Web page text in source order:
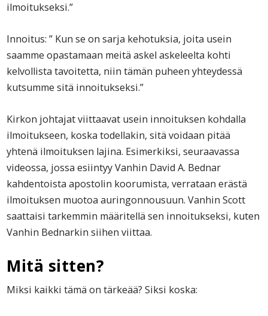
ilmoitukseksi.”
Innoitus: ” Kun se on sarja kehotuksia, joita usein
saamme opastamaan meitä askel askeleelta kohti
kelvollista tavoitetta, niin tämän puheen yhteydessä
kutsumme sitä innoitukseksi.”
Kirkon johtajat viittaavat usein innoituksen kohdalla
ilmoitukseen, koska todellakin, sitä voidaan pitää
yhtenä ilmoituksen lajina. Esimerkiksi, seuraavassa
videossa, jossa esiintyy Vanhin David A. Bednar
kahdentoista apostolin koorumista, verrataan erästä
ilmoituksen muotoa auringonnousuun. Vanhin Scott
saattaisi tarkemmin määritellä sen innoitukseksi, kuten
Vanhin Bednarkin siihen viittaa.
Mitä sitten?
Miksi kaikki tämä on tärkeää? Siksi koska: